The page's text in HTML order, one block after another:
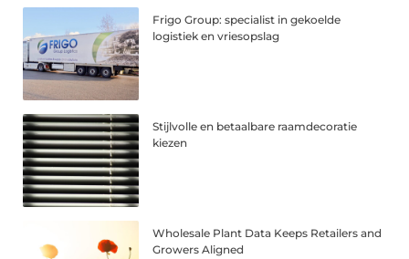
Frigo Group: specialist in gekoelde
logistiek en vriesopslag
Stijlvolle en betaalbare raamdecoratie
kiezen
Wholesale Plant Data Keeps Retailers and
Growers Aligned